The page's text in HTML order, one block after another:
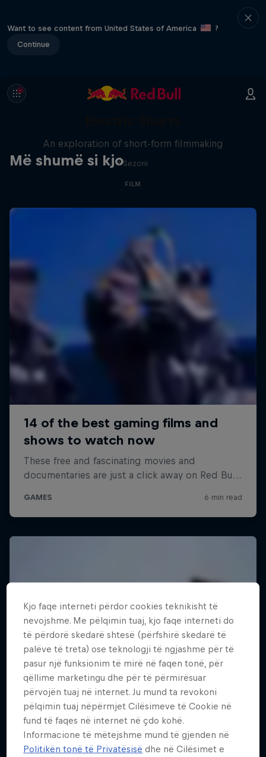
Want to see content from United States of America
?
Continue
Më shumë si kjo
An exploration of short-form filmmaking
1 Sezoni
FILM
Kjo faqe interneti përdor cookies teknikisht të
nevojshme. Me pëlqimin tuaj, kjo faqe interneti do
të përdorë skedarë shtesë (përfshirë skedarë të
palëve të treta) ose teknologji të ngjashme për të
pasur një funksionim të mirë në faqen tonë, për
qëllime marketingu dhe për të përmirësuar
përvojën tuaj në internet. Ju mund ta revokoni
pëlqimin tuaj nëpërmjet Cilësimeve të Cookie në
fund të faqes në internet në çdo kohë.
Informacione të mëtejshme mund të gjenden në
Politikën tonë të Privatësisë dhe në Cilësimet e